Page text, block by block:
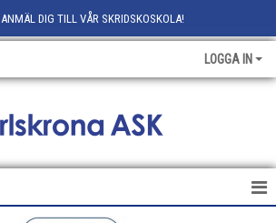
ANMÄL DIG TILL VÅR SKRIDSKOSKOLA!
LOGGA IN